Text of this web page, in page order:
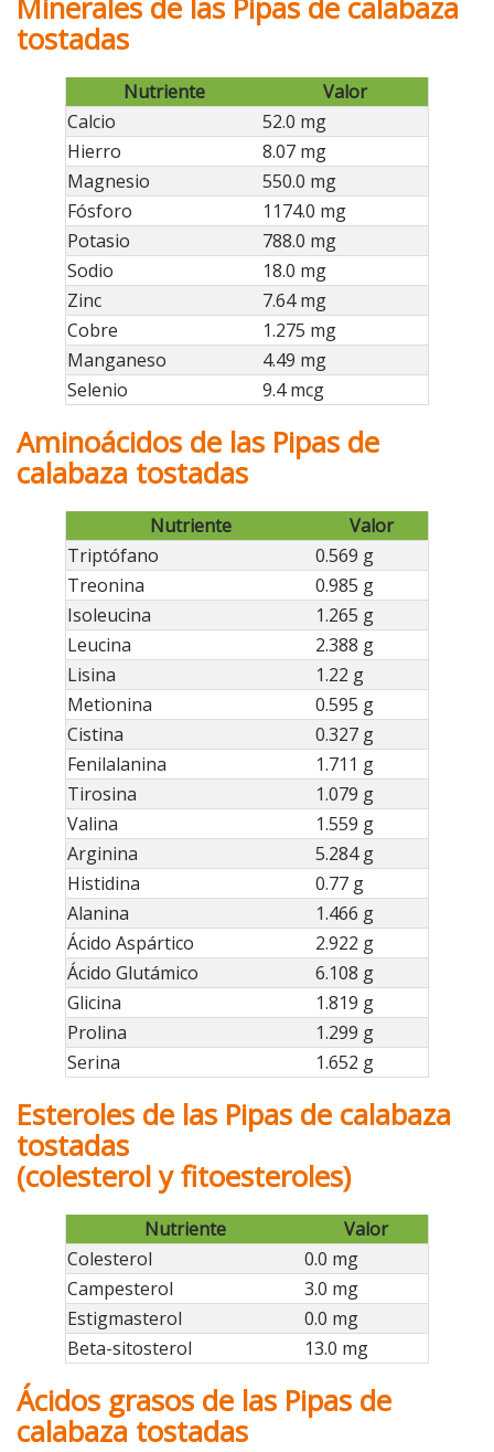
Minerales de las Pipas de calabaza
tostadas
Nutriente
Valor
Calcio
52.0 mg
Hierro
8.07 mg
Magnesio
550.0 mg
Fósforo
1174.0 mg
Potasio
788.0 mg
Sodio
18.0 mg
Zinc
7.64 mg
Cobre
1.275 mg
Manganeso
4.49 mg
Selenio
9.4 mcg
Aminoácidos de las Pipas de
calabaza tostadas
Nutriente
Valor
Triptófano
0.569 g
Treonina
0.985 g
Isoleucina
1.265 g
Leucina
2.388 g
Lisina
1.22 g
Metionina
0.595 g
Cistina
0.327 g
Fenilalanina
1.711 g
Tirosina
1.079 g
Valina
1.559 g
Arginina
5.284 g
Histidina
0.77 g
Alanina
1.466 g
Ácido Aspártico
2.922 g
Ácido Glutámico
6.108 g
Glicina
1.819 g
Prolina
1.299 g
Serina
1.652 g
Esteroles de las Pipas de calabaza
tostadas
(colesterol y fitoesteroles)
Nutriente
Valor
Colesterol
0.0 mg
Campesterol
3.0 mg
Estigmasterol
0.0 mg
Beta-sitosterol
13.0 mg
Ácidos grasos de las Pipas de
calabaza tostadas